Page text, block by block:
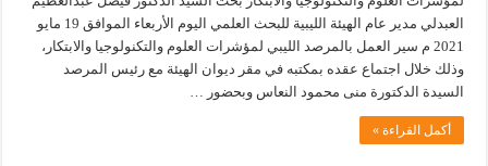
العبدلي مدير عام الهيئة الليبية للبحث العلمي اليوم الأربعاء الموافق 19 مايو
2021 م سير العمل بالمرصد الليبي لمؤشرات العلوم والتكنولوجيا والابتكار،
وذلك خلال اجتماع عقده بمكتبه في مقر ديوان الهيئة مع رئيس المرصد
السيدة الدكتورة منى محمود النعاس وبحضور …
أكمل القراءة »